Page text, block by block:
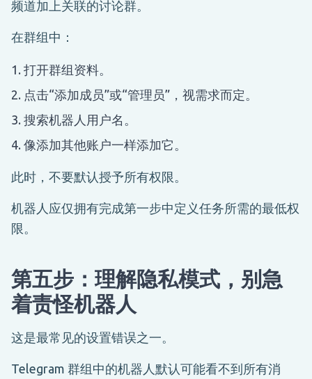
频道加上关联的讨论群。
在群组中：
打开群组资料。
点击“添加成员”或“管理员”，视需求而定。
搜索机器人用户名。
像添加其他账户一样添加它。
此时，不要默认授予所有权限。
机器人应仅拥有完成第一步中定义任务所需的最低权
限。
第五步：理解隐私模式，别急
着责怪机器人
这是最常见的设置错误之一。
Telegram 群组中的机器人默认可能看不到所有消